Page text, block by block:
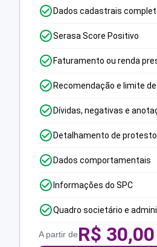
Dados cadastrais
Serasa Score Positivo
Faturamento ou renda
Recomendação e limite
Dívidas, negativas e
Detalhamento de
Dados comportamentais
Informações do SPC
Quadro societário e
A partir deR$ 30,00